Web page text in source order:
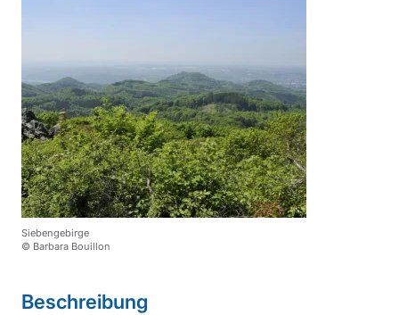
Siebengebirge
© Barbara Bouillon
Sprungmarke
Beschreibung